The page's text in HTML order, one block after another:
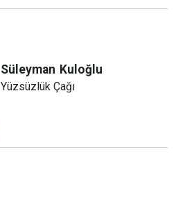
Süleyman Kuloğlu
Yüzsüzlük Çağı